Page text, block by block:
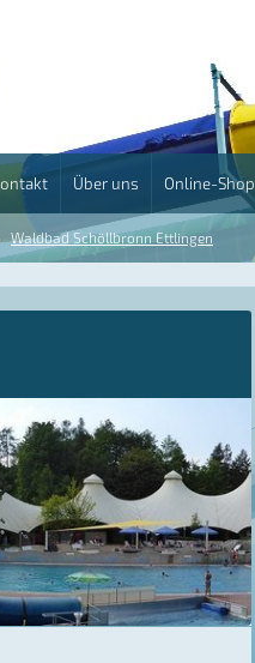
Über uns Online-Shop
Waldbad Schöllbronn Ettlingen